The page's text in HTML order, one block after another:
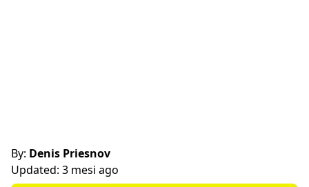
By: Denis Priesnov
Updated: 3 mesi ago